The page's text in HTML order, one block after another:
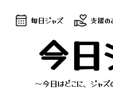
毎日ジャズ 支援の
今日
～今日はどこに、ジャ